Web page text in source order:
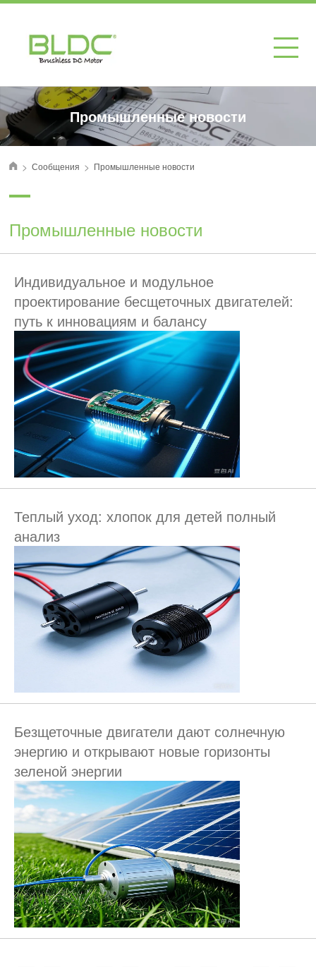
Промышленные новости
首页
> Сообщения > Промышленные новости
Промышленные новости
Индивидуальное и модульное
проектирование бесщеточных двигателей:
путь к инновациям и балансу
Теплый уход: хлопок для детей полный
анализ
Безщеточные двигатели дают солнечную
энергию и открывают новые горизонты
зеленой энергии